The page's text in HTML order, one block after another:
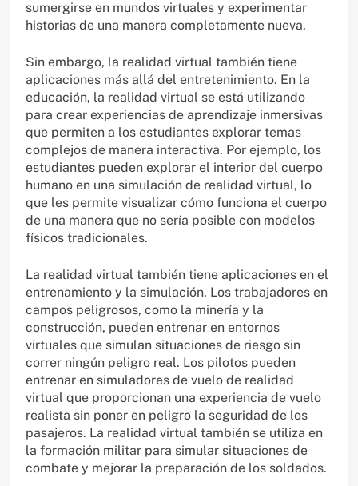
sumergirse en mundos virtuales y experimentar
historias de una manera completamente nueva.
Sin embargo, la realidad virtual también tiene
aplicaciones más allá del entretenimiento. En la
educación, la realidad virtual se está utilizando
para crear experiencias de aprendizaje inmersivas
que permiten a los estudiantes explorar temas
complejos de manera interactiva. Por ejemplo, los
estudiantes pueden explorar el interior del cuerpo
humano en una simulación de realidad virtual, lo
que les permite visualizar cómo funciona el cuerpo
de una manera que no sería posible con modelos
físicos tradicionales.
La realidad virtual también tiene aplicaciones en el
entrenamiento y la simulación. Los trabajadores en
campos peligrosos, como la minería y la
construcción, pueden entrenar en entornos
virtuales que simulan situaciones de riesgo sin
correr ningún peligro real. Los pilotos pueden
entrenar en simuladores de vuelo de realidad
virtual que proporcionan una experiencia de vuelo
realista sin poner en peligro la seguridad de los
pasajeros. La realidad virtual también se utiliza en
la formación militar para simular situaciones de
combate y mejorar la preparación de los soldados.